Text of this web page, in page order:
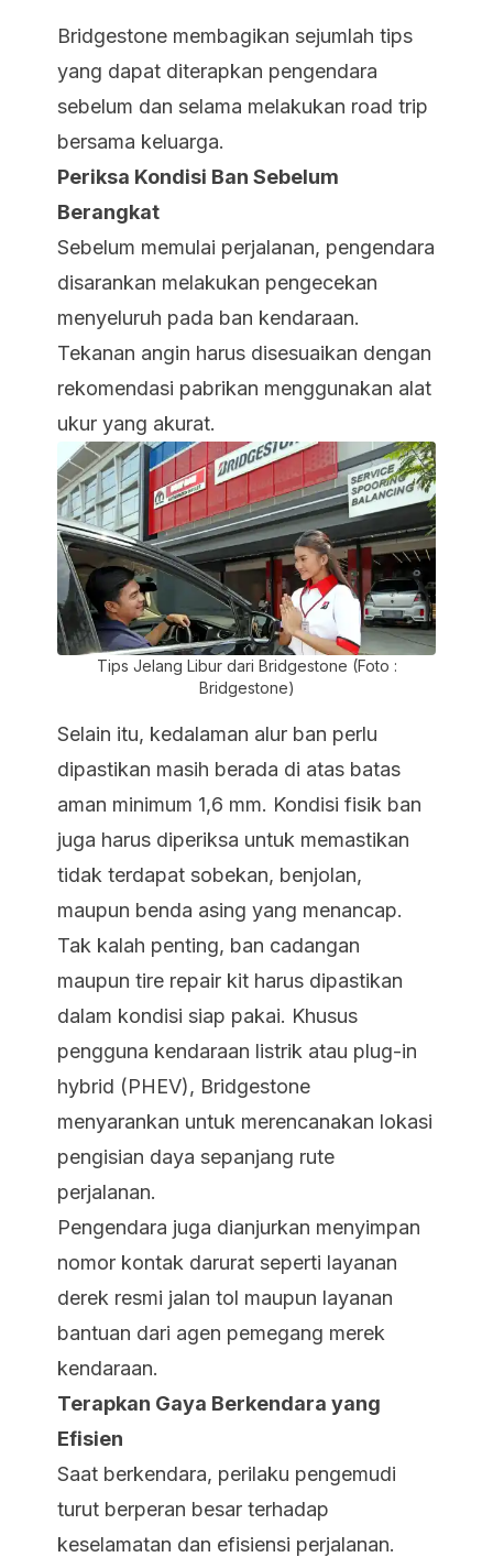
Bridgestone membagikan sejumlah tips
yang dapat diterapkan pengendara
sebelum dan selama melakukan road trip
bersama keluarga.
Periksa Kondisi Ban Sebelum
Berangkat
Sebelum memulai perjalanan, pengendara
disarankan melakukan pengecekan
menyeluruh pada ban kendaraan.
Tekanan angin harus disesuaikan dengan
rekomendasi pabrikan menggunakan alat
ukur yang akurat.
Tips Jelang Libur dari Bridgestone (Foto :
Bridgestone)
Selain itu, kedalaman alur ban perlu
dipastikan masih berada di atas batas
aman minimum 1,6 mm. Kondisi fisik ban
juga harus diperiksa untuk memastikan
tidak terdapat sobekan, benjolan,
maupun benda asing yang menancap.
Tak kalah penting, ban cadangan
maupun tire repair kit harus dipastikan
dalam kondisi siap pakai. Khusus
pengguna kendaraan listrik atau plug-in
hybrid (PHEV), Bridgestone
menyarankan untuk merencanakan lokasi
pengisian daya sepanjang rute
perjalanan.
Pengendara juga dianjurkan menyimpan
nomor kontak darurat seperti layanan
derek resmi jalan tol maupun layanan
bantuan dari agen pemegang merek
kendaraan.
Terapkan Gaya Berkendara yang
Efisien
Saat berkendara, perilaku pengemudi
turut berperan besar terhadap
keselamatan dan efisiensi perjalanan.